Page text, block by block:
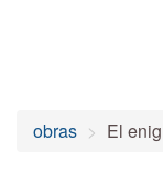
obras El